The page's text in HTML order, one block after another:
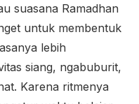
suasana Ramadhan
untuk membentuk
lebih
siang, ngabuburit,
Karena ritmenya